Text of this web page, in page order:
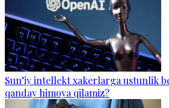
Sun’iy intellekt xakerlarga ustunlik
qanday himoya qilamiz?